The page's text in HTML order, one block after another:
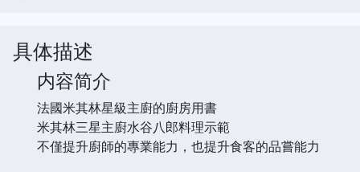
具体描述
内容简介
法國米其林星級主廚的廚房用書
米其林三星主廚水谷八郎料理示範
不僅提升廚師的專業能力，也提升食客的品嘗能力